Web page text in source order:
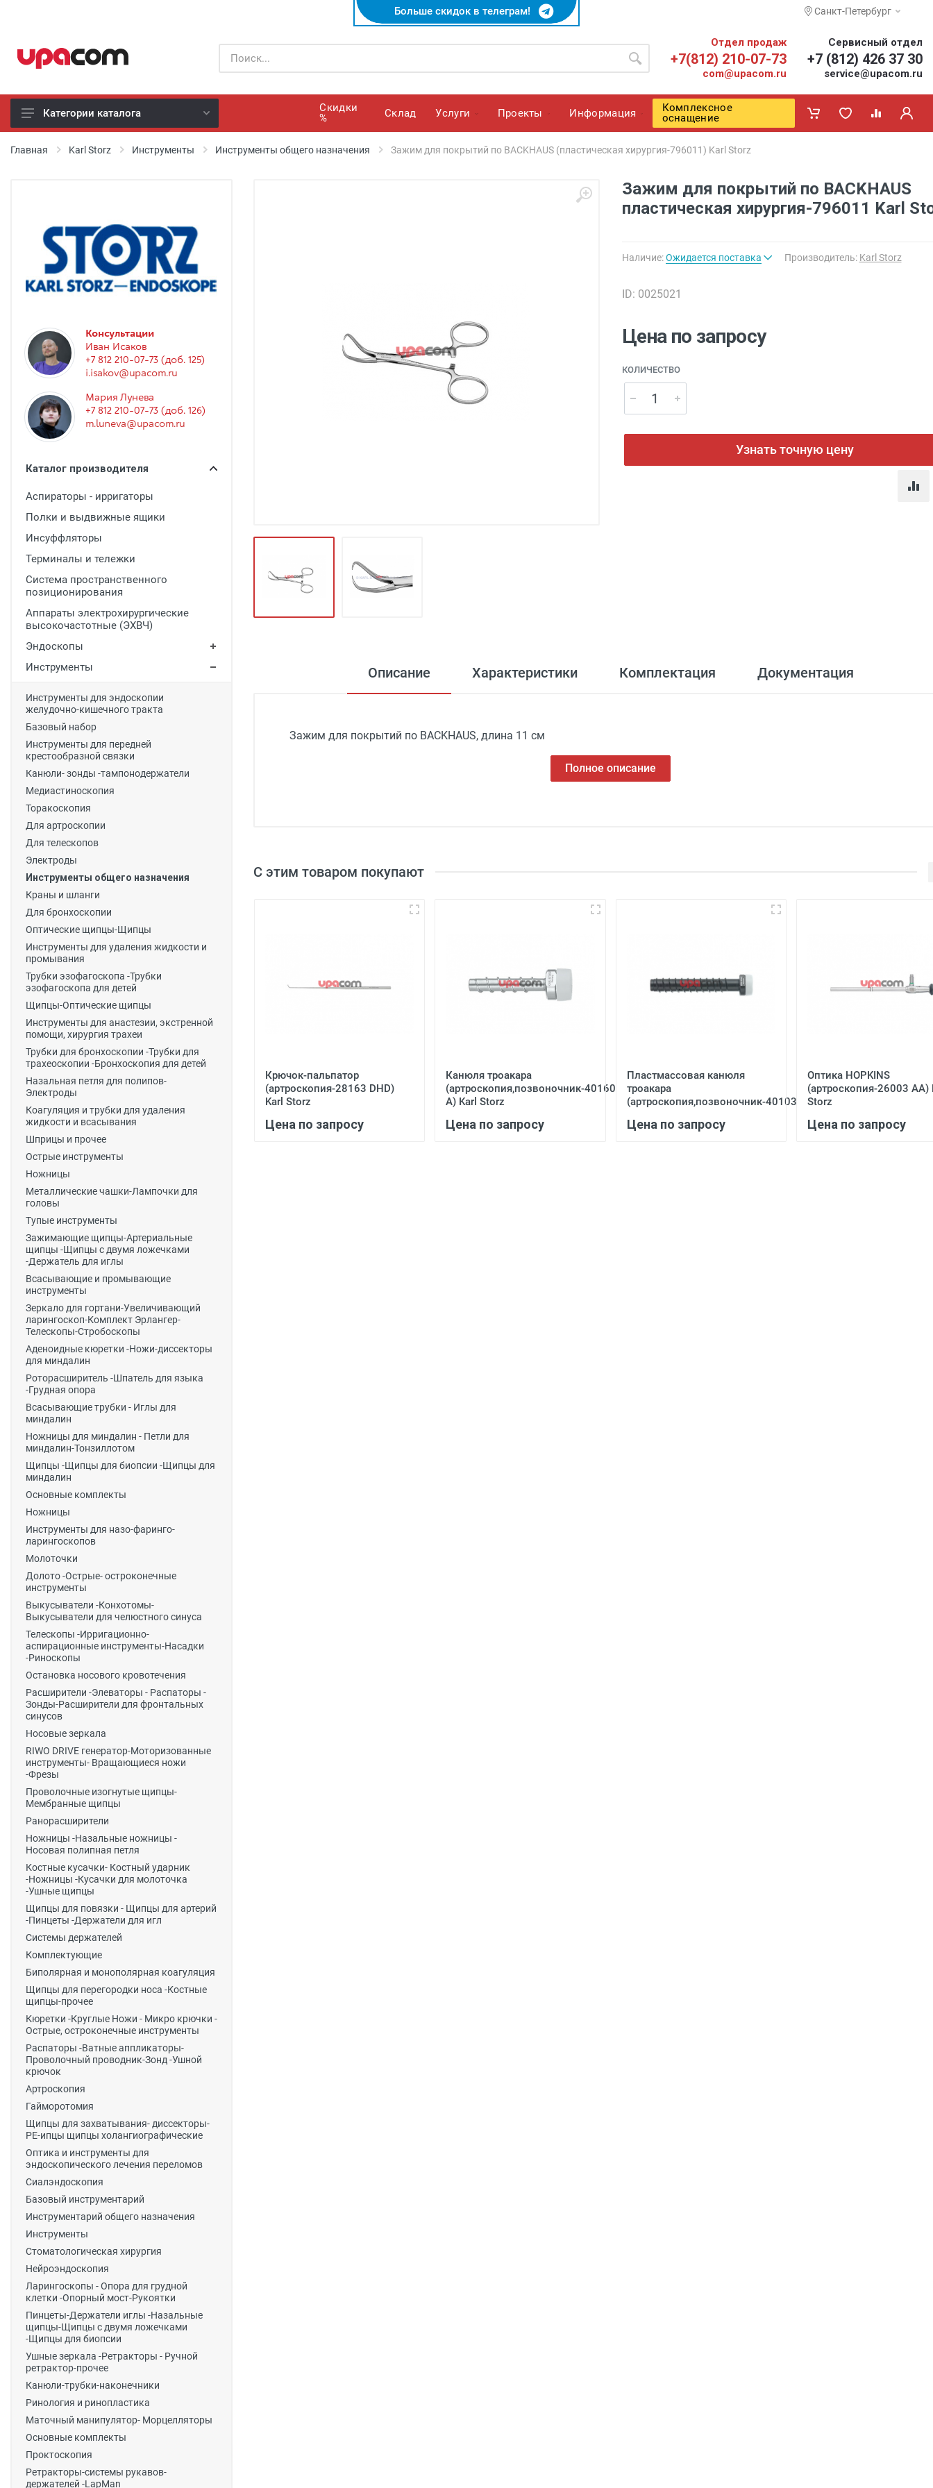
Больше скидок в телеграм! Санкт-Петербург
Отдел продаж
+7(812) 210-07-73
com@upacom.ru
Сервисный отдел
+7 (812) 426 37 30
service@upacom.ru
Б/У оборудование
Реанимация
Неонатология
Хирургия
Эндоскопия
Функциональная диагностика
Урология
Дезинфекция и стерилизация
Расходные материалы
Оториноларингология
Вспомогательное оборудование
Ветеринария
Стоматологическое оборудование
Лабораторное оборудование
Прачечное оборудование
Медицинские мониторы
Ортопедические товары
Косметология
Категории каталога
Скидки
%
Cклад Услуги Проекты Информация
Комплексное
оснащение
Главная Karl Storz Инструменты Инструменты общего назначения Зажим для покрытий по BACKHAUS (пластическая хирургия-796011) Karl Storz
Консультации
Иван Исаков
+7 812 210-07-73 (доб. 125)
i.isakov@upacom.ru
Мария Лунева
+7 812 210-07-73 (доб. 126)
m.luneva@upacom.ru
Каталог производителя
Аспираторы - ирригаторы
Полки и выдвижные ящики
Инсуффляторы
Терминалы и тележки
Система пространственного
позиционирования
Аппараты электрохирургические
высокочастотные (ЭХВЧ)
Эндоскопы
Инструменты
Инструменты для эндоскопии
желудочно-кишечного тракта
Базовый набор
Инструменты для передней
крестообразной связки
Канюли- зонды -тампонодержатели
Медиастиноскопия
Торакоскопия
Для артроскопии
Для телескопов
Электроды
Инструменты общего назначения
Краны и шланги
Для бронхоскопии
Оптические щипцы-Щипцы
Инструменты для удаления жидкости и
промывания
Трубки эзофагоскопа -Трубки
эзофагоскопа для детей
Щипцы-Оптические щипцы
Инструменты для анастезии, экстренной
помощи, хирургия трахеи
Трубки для бронхоскопии -Трубки для
трахеоскопии -Бронхоскопия для детей
Назальная петля для полипов-
Электроды
Коагуляция и трубки для удаления
жидкости и всасывания
Шприцы и прочее
Острые инструменты
Ножницы
Металлические чашки-Лампочки для
головы
Тупые инструменты
Зажимающие щипцы-Артериальные
щипцы -Щипцы с двумя ложечками
-Держатель для иглы
Всасывающие и промывающие
инструменты
Зеркало для гортани-Увеличивающий
ларингоскоп-Комплект Эрлангер-
Телескопы-Стробоскопы
Аденоидные кюретки -Ножи-диссекторы
для миндалин
Роторасширитель -Шпатель для языка
-Грудная опора
Всасывающие трубки - Иглы для
миндалин
Ножницы для миндалин - Петли для
миндалин-Тонзиллотом
Щипцы -Щипцы для биопсии -Щипцы для
миндалин
Основные комплекты
Ножницы
Инструменты для назо-фаринго-
ларингоскопов
Молоточки
Долото -Острые- остроконечные
инструменты
Выкусыватели -Конхотомы-
Выкусыватели для челюстного синуса
Телескопы -Ирригационно-
аспирационные инструменты-Насадки
-Риноскопы
Остановка носового кровотечения
Расширители -Элеваторы - Распаторы -
Зонды-Расширители для фронтальных
синусов
Носовые зеркала
RIWO DRIVE генератор-Моторизованные
инструменты- Вращающиеся ножи
-Фрезы
Проволочные изогнутые щипцы-
Мембранные щипцы
Ранорасширители
Ножницы -Назальные ножницы -
Носовая полипная петля
Костные кусачки- Костный ударник
-Ножницы -Кусачки для молоточка
-Ушные щипцы
Щипцы для повязки - Щипцы для артерий
-Пинцеты -Держатели для игл
Системы держателей
Комплектующие
Биполярная и монополярная коагуляция
Щипцы для перегородки носа -Костные
щипцы-прочее
Кюретки -Круглые Ножи - Микро крючки -
Острые, остроконечные инструменты
Распаторы -Ватные аппликаторы-
Проволочный проводник-Зонд -Ушной
крючок
Артроскопия
Гайморотомия
Щипцы для захватывания- диссекторы-
РЕ-ипцы щипцы холангиографические
Оптика и инструменты для
эндоскопического лечения переломов
Сиалэндоскопия
Базовый инструментарий
Инструментарий общего назначения
Инструменты
Стоматологическая хирургия
Нейроэндоскопия
Ларингоскопы - Опора для грудной
клетки -Опорный мост-Рукоятки
Пинцеты-Держатели иглы -Назальные
щипцы-Щипцы с двумя ложечками
-Щипцы для биопсии
Ушные зеркала -Ретракторы - Ручной
ретрактор-прочее
Канюли-трубки-наконечники
Ринология и ринопластика
Маточный манипулятор- Морцелляторы
Основные комплекты
Проктоскопия
Ретракторы-системы рукавов-
держателей -LapMan
Зажим для покрытий по BACKHAUS
пластическая хирургия-796011 Karl
Наличие:Ожидается поставка Производитель: Karl Storz
ID: 0025021
Цена по запросу
КОЛИЧЕСТВО
Узнать точную цену
Описание Характеристики Комплектация Документация
Зажим для покрытий по BACKHAUS, длина 11 см
Полное описание
С этим товаром покупают
Крючок-пальпатор
(артроскопия-28163 DHD)
Karl Storz
Цена по запросу
Канюля троакара
(артроскопия,позвоночник-40160
А) Karl Storz
Цена по запросу
Пластмассовая канюля
троакара
(артроскопия,позвоночник-40103...
Цена по запросу
Оптика HOPKINS
(артроскопия-26003 АА)
Storz
Цена по запросу